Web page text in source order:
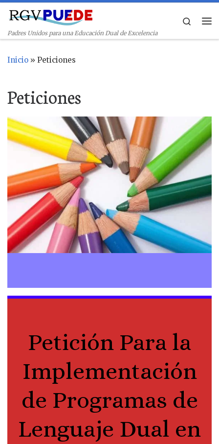
Skip to content
Padres Unidos para una Educación Dual de Excelencia
Search
Inicio » Peticiones
Peticiones
Petición Para la
Implementación
de Programas de
Lenguaje Dual en